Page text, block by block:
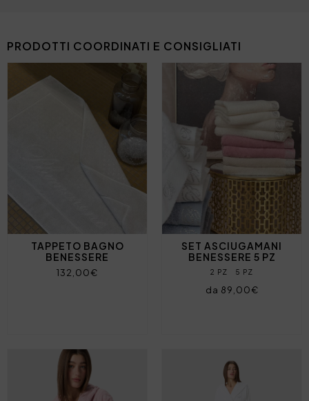
PRODOTTI COORDINATI E CONSIGLIATI
TAPPETO BAGNO
BENESSERE
132,00€
SET ASCIUGAMANI
BENESSERE 5 PZ
2 PZ 5 PZ
da 89,00€